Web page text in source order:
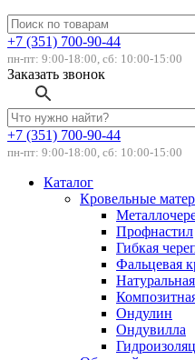
+7 (351) 700-90-44
пн-пт: 9:00-18:00, сб: 10:00-15:00
Заказать звонок
+7 (351) 700-90-44
пн-пт: 9:00-18:00, сб: 10:00-15:00
Каталог
Кровельные
Профнастил
Гибкая
Фальцевая
Ондулин
Ондувилла